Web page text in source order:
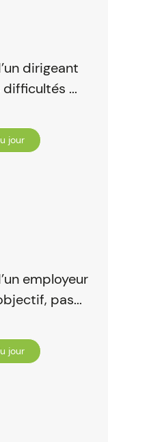
dirigeant
...
jour
employeur
pas...
jour